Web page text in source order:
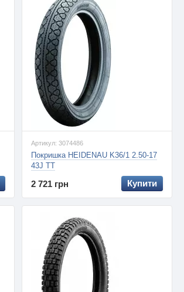
Артикул: 3074486
Покришка HEIDENAU K36/1 2.50-17
43J TT
2 721 грн Купити